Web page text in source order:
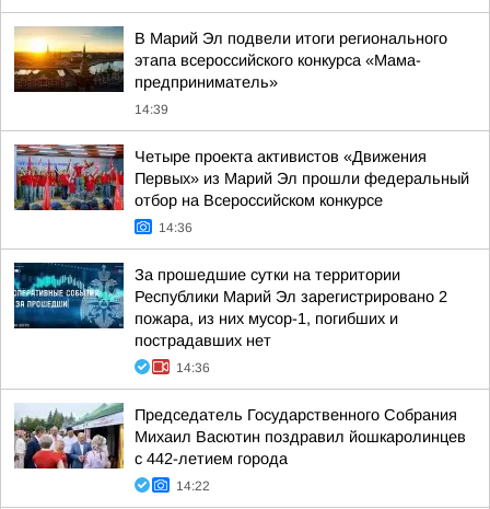
В Марий Эл подвели итоги регионального
этапа всероссийского конкурса «Мама-
предприниматель»
14:39
Четыре проекта активистов «Движения
Первых» из Марий Эл прошли федеральный
отбор на Всероссийском конкурсе
14:36
За прошедшие сутки на территории
Республики Марий Эл зарегистрировано 2
пожара, из них мусор-1, погибших и
пострадавших нет
14:36
Председатель Государственного Собрания
Михаил Васютин поздравил йошкаролинцев
с 442-летием города
14:22